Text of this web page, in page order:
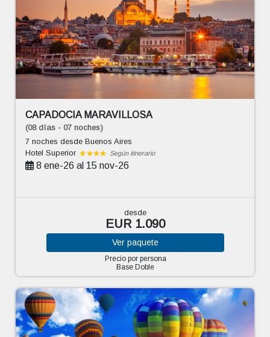
CAPADOCIA MARAVILLOSA
(08 días - 07 noches)
7 nochesdesde Buenos Aires
Hotel Superior
Según itinerario
8 ene-26 al 15 nov-26
desde
EUR 1.090
Ver paquete
Precio por persona
Base Doble